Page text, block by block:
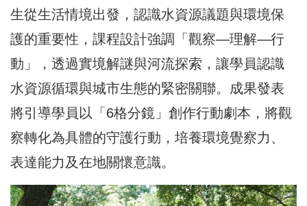
生從生活情境出發，認識水資源議題與環境保
護的重要性，課程設計強調「觀察—理解—行
動」，透過實境解謎與河流探索，讓學員認識
水資源循環與城市生態的緊密關聯。成果發表
將引導學員以「6格分鏡」創作行動劇本，將觀
察轉化為具體的守護行動，培養環境覺察力、
表達能力及在地關懷意識。